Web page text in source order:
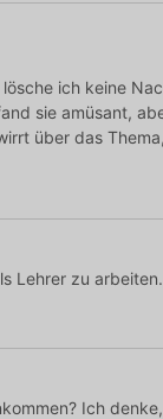
ich keine
sie amüsant,
über das
Lehrer zu arbeiten.
Ich